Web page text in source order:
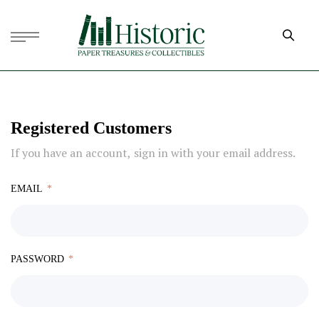
Registered Customers
If you have an account, sign in with your email address.
EMAIL
PASSWORD